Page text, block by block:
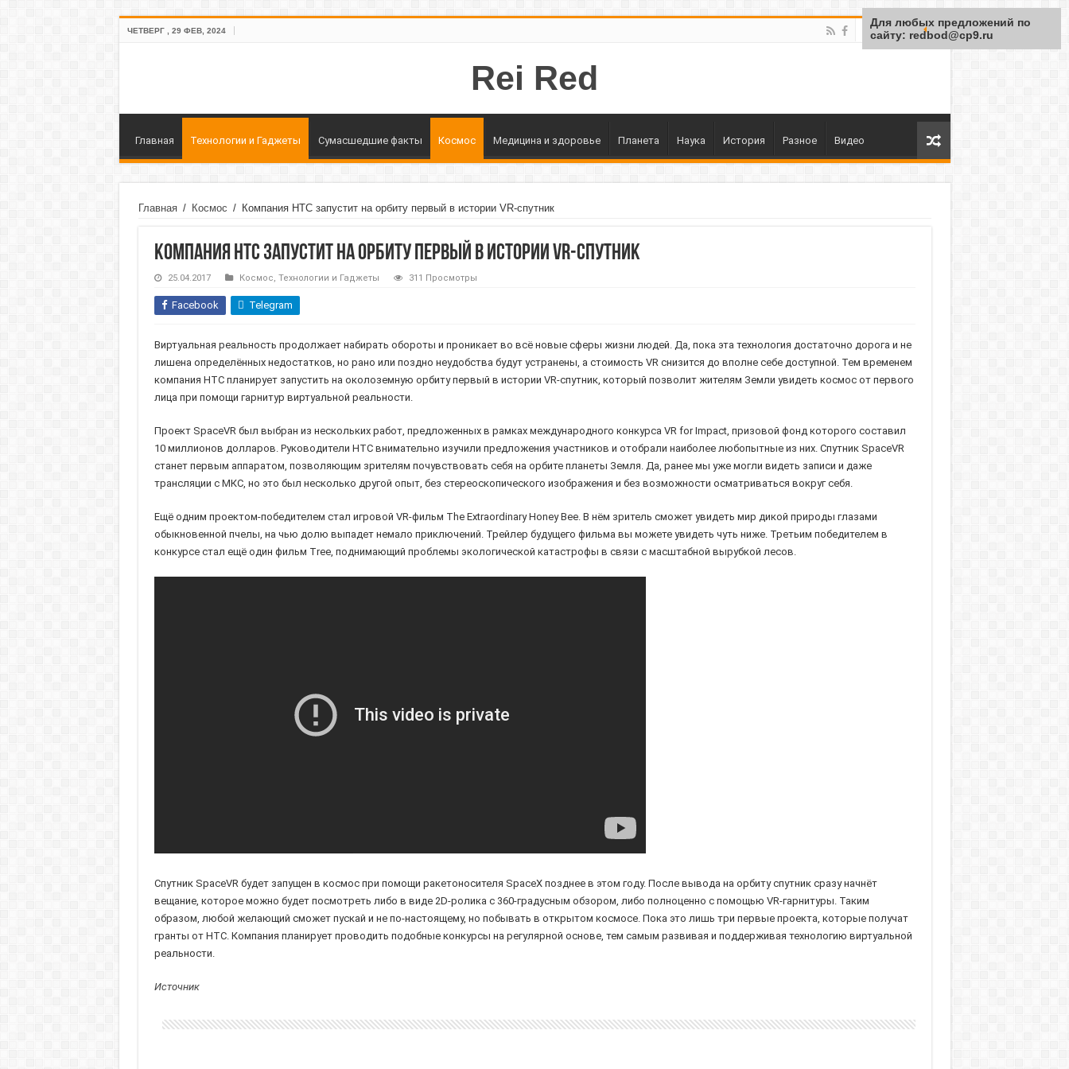
ЧЕТВЕРГ , 29 ФЕВ, 2024
Rei Red
Главная Технологии и Гаджеты Сумасшедшие факты Космос Медицина и здоровье Планета Наука История Разное Видео
Главная / Космос / Компания HTC запустит на орбиту первый в истории VR-спутник
Компания HTC запустит на орбиту первый в истории VR-спутник
25.04.2017 Космос, Технологии и Гаджеты 311 Просмотры
Facebook Telegram
Виртуальная реальность продолжает набирать обороты и проникает во всё новые сферы жизни людей. Да, пока эта технология достаточно дорога и не
лишена определённых недостатков, но рано или поздно неудобства будут устранены, а стоимость VR снизится до вполне себе доступной. Тем временем
компания HTC планирует запустить на околоземную орбиту первый в истории VR-спутник, который позволит жителям Земли увидеть космос от первого
лица при помощи гарнитур виртуальной реальности.
Проект SpaceVR был выбран из нескольких работ, предложенных в рамках международного конкурса VR for Impact, призовой фонд которого составил
10 миллионов долларов. Руководители HTC внимательно изучили предложения участников и отобрали наиболее любопытные из них. Спутник SpaceVR
станет первым аппаратом, позволяющим зрителям почувствовать себя на орбите планеты Земля. Да, ранее мы уже могли видеть записи и даже
трансляции с МКС, но это был несколько другой опыт, без стереоскопического изображения и без возможности осматриваться вокруг себя.
Ещё одним проектом-победителем стал игровой VR-фильм The Extraordinary Honey Bee. В нём зритель сможет увидеть мир дикой природы глазами
обыкновенной пчелы, на чью долю выпадет немало приключений. Трейлер будущего фильма вы можете увидеть чуть ниже. Третьим победителем в
конкурсе стал ещё один фильм Tree, поднимающий проблемы экологической катастрофы в связи с масштабной вырубкой лесов.
Спутник SpaceVR будет запущен в космос при помощи ракетоносителя SpaceX позднее в этом году. После вывода на орбиту спутник сразу начнёт
вещание, которое можно будет посмотреть либо в виде 2D-ролика с 360-градусным обзором, либо полноценно с помощью VR-гарнитуры. Таким
образом, любой желающий сможет пускай и не по-настоящему, но побывать в открытом космосе. Пока это лишь три первые проекта, которые получат
гранты от HTC. Компания планирует проводить подобные конкурсы на регулярной основе, тем самым развивая и поддерживая технологию виртуальной
реальности.
Источник
Для любых предложений по
сайту: redbod@cp9.ru